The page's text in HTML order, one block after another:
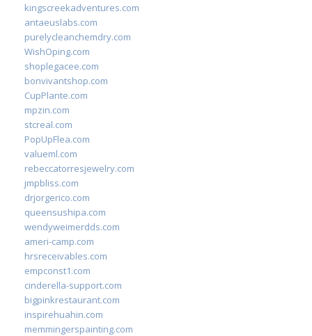
kingscreekadventures.com
antaeuslabs.com
purelycleanchemdry.com
WishOping.com
shoplegacee.com
bonvivantshop.com
CupPlante.com
mpzin.com
stcreal.com
PopUpFlea.com
valueml.com
rebeccatorresjewelry.com
jmpbliss.com
drjorgerico.com
queensushipa.com
wendyweimerdds.com
ameri-camp.com
hrsreceivables.com
empconst1.com
cinderella-support.com
bigpinkrestaurant.com
inspirehuahin.com
memmingerspainting.com